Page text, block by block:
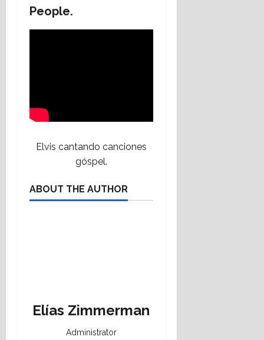
People.
Elvis cantando canciones
góspel.
ABOUT THE AUTHOR
Elías Zimmerman
Administrator